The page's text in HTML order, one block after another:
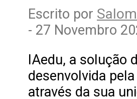
Escrito por
- 27 Novembro
IAedu, a solução
desenvolvida pela
através da sua